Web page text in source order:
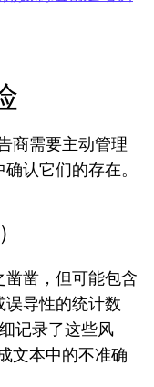
商需要主动管理
认它们的存在。
凿，但可能包含
导性的统计数
记录了这些风
文本中的不准确